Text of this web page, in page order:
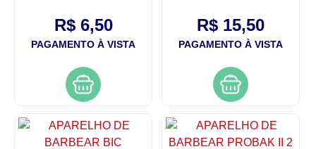
R$ 6,50
PAGAMENTO À VISTA
R$ 15,50
PAGAMENTO À VISTA